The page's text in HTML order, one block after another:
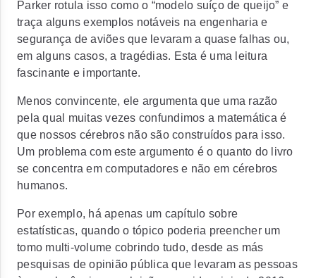
Parker rotula isso como o “modelo suíço de queijo” e
traça alguns exemplos notáveis na engenharia e
segurança de aviões que levaram a quase falhas ou,
em alguns casos, a tragédias. Esta é uma leitura
fascinante e importante.
Menos convincente, ele argumenta que uma razão
pela qual muitas vezes confundimos a matemática é
que nossos cérebros não são construídos para isso.
Um problema com este argumento é o quanto do livro
se concentra em computadores e não em cérebros
humanos.
Por exemplo, há apenas um capítulo sobre
estatísticas, quando o tópico poderia preencher um
tomo multi-volume cobrindo tudo, desde as más
pesquisas de opinião pública que levaram as pessoas